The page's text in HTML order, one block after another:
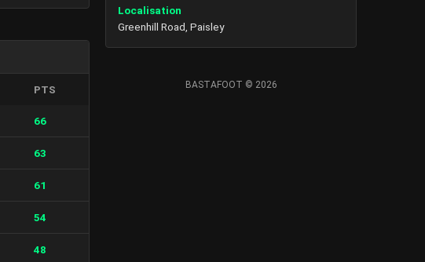
PTS
66
63
61
54
48
Localisation
Greenhill Road, Paisley
BASTAFOOT © 2026